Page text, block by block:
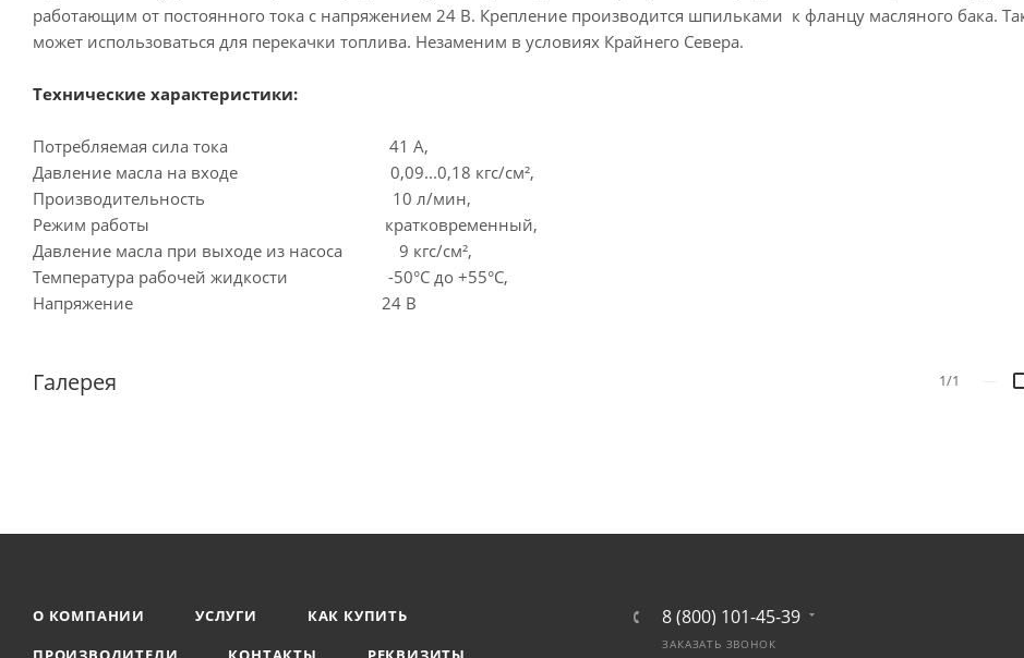
работающим от постоянного тока с напряжением 24 В. Крепление производится шпильками к фланцу масляного бака.
может использоваться для перекачки топлива. Незаменим в условиях Крайнего Севера.
Технические характеристики:
Потребляемая сила тока 41 А,
Давление масла на входе 0,09...0,18 кгс/см²,
Производительность 10 л/мин,
Режим работы кратковременный,
Давление масла при выходе из насоса 9 кгс/см²,
Температура рабочей жидкости -50°C до +55°C,
Напряжение 24 В
Галерея 1/1
О КОМПАНИИ УСЛУГИ
КАК КУПИТЬ
8 (800) 101-45-39
ЗАКАЗАТЬ ЗВОНОК